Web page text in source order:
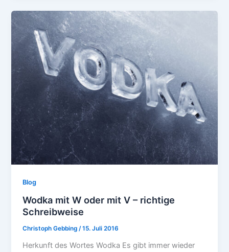
Blog
Wodka mit W oder mit V – richtige
Schreibweise
Christoph Gebbing /15. Juli 2016
Herkunft des Wortes Wodka Es gibt immer wieder